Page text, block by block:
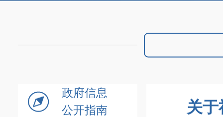
政府信息
公开指南
关